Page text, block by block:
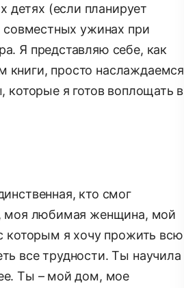
(если планирует
совместных ужинах при
Я представляю себе, как
просто наслаждаемся
которые я готов воплощать в
кто смог
моя любимая женщина, мой
которым я хочу прожить всю
все трудности. Ты научила
Ты – мой дом, мое